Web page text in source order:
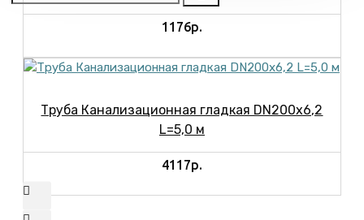
1176р.
Труба Канализационная гладкая DN200х6,2
L=5,0 м
4117р.